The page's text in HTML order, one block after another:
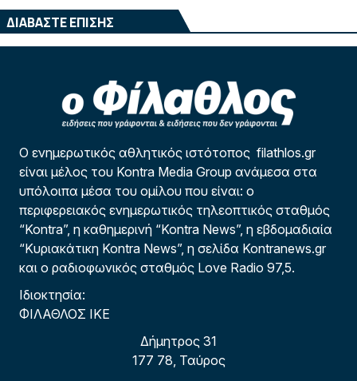
ΔΙΑΒΑΣΤΕ ΕΠΙΣΗΣ
Ο ενημερωτικός αθλητικός ιστότοπος filathlos.gr
είναι μέλος του Kontra Media Group ανάμεσα στα
υπόλοιπα μέσα του ομίλου που είναι: ο
περιφερειακός ενημερωτικός τηλεοπτικός σταθμός
“Kontra”, η καθημερινή “Kontra News”, η εβδομαδιαία
“Κυριακάτικη Kontra News”, η σελίδα Kontranews.gr
και ο ραδιοφωνικός σταθμός Love Radio 97,5.
Ιδιοκτησία:
ΦΙΛΑΘΛΟΣ ΙΚΕ
Δήμητρος 31
177 78, Ταύρος